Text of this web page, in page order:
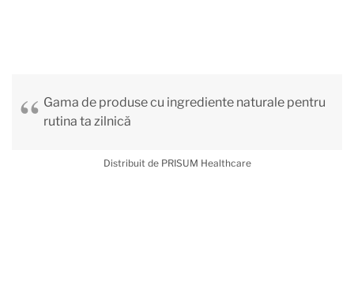
Gama de produse cu ingrediente naturale pentru
rutina ta zilnică
Distribuit de PRISUM Healthcare